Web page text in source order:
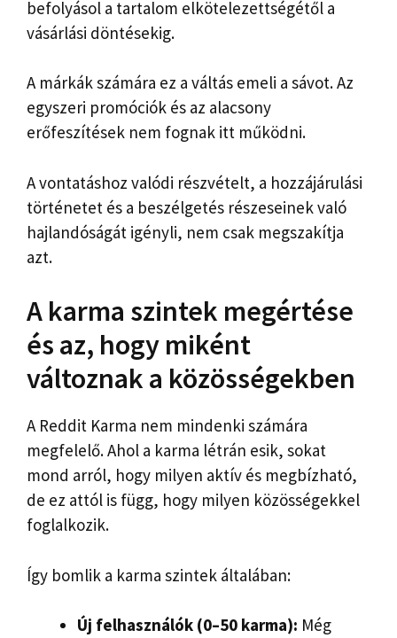
befolyásol a tartalom elkötelezettségétől a
vásárlási döntésekig.
A márkák számára ez a váltás emeli a sávot. Az
egyszeri promóciók és az alacsony
erőfeszítések nem fognak itt működni.
A vontatáshoz valódi részvételt, a hozzájárulási
történetet és a beszélgetés részeseinek való
hajlandóságát igényli, nem csak megszakítja
azt.
A karma szintek megértése
és az, hogy miként
változnak a közösségekben
A Reddit Karma nem mindenki számára
megfelelő. Ahol a karma létrán esik, sokat
mond arról, hogy milyen aktív és megbízható,
de ez attól is függ, hogy milyen közösségekkel
foglalkozik.
Így bomlik a karma szintek általában:
Új felhasználók (0–50 karma): Még